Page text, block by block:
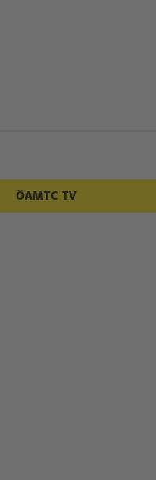
ÖAMTC TV